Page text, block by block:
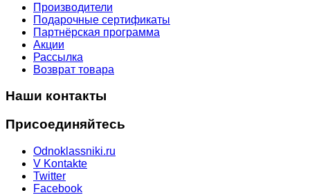
Производители
Подарочные сертификаты
Партнёрская программа
Акции
Рассылка
Возврат товара
Наши контакты
Присоединяйтесь
Odnoklassniki.ru
V Kontakte
Twitter
Facebook